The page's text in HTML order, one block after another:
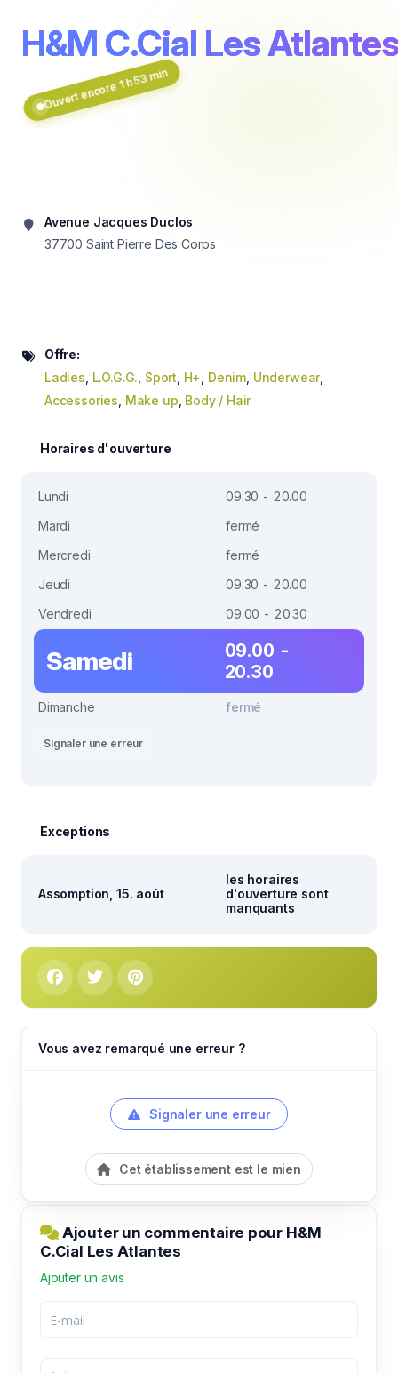
H&M C.Cial Les Atlantes
Ouvert encore 1 h 53 min
Avenue Jacques Duclos
37700 Saint Pierre Des Corps
Offre:
Ladies L.O.G.G. Sport H+ Denim Underwear,
Accessories Make up Body / Hair
Horaires d'ouverture
Lundi
09.30 - 20.00
Mardi
fermé
Mercredi
fermé
Jeudi
09.30 - 20.00
Vendredi
09.00 - 20.30
Samedi
09.00 -
20.30
Dimanche fermé
Signaler une erreur
Exceptions
Assomption, 15. août
les horaires
d'ouverture sont
manquants
Vous avez remarqué une erreur ?
Signaler une erreur
Cet établissement est le mien
Ajouter un commentaire pour H&M
C.Cial Les Atlantes
Ajouter un avis